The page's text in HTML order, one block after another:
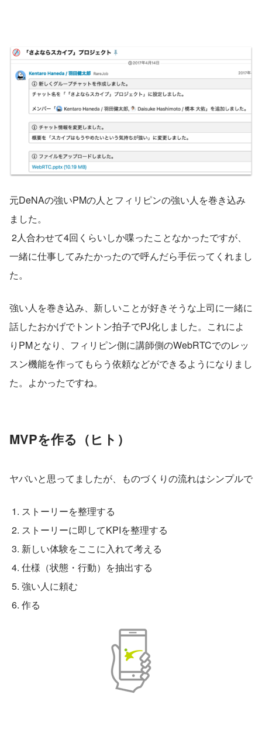
元DeNAの強いPMの人とフィリピンの強い人を巻き込み
ました。
一緒に仕事してみたかったので呼んだら手伝ってくれまし
た。
強い人を巻き込み、新しいことが好きそうな上司に一緒に
話したおかげでトントン拍子でPJ化しました。これによ
りPMとなり、フィリピン側に講師側のWebRTCでのレッ
スン機能を作ってもらう依頼などができるようになりまし
た。よかったですね。
MVPを作る（ヒト）
ヤバいと思ってましたが、ものづくりの流れはシンプルで
1. ストーリーを整理する
2. ストーリーに即してKPIを整理する
3. 新しい体験をここに入れて考える
4. 仕様（状態・行動）を抽出する
5. 強い人に頼む
6. 作る